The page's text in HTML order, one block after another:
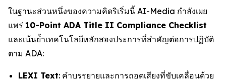
ในฐานะส่วนหนึ่งของความคิดริเริ่มนี้ AI-Media กำลังเผย
แพร่ 10-Point ADA Title II Compliance Checklist
และเน้นย้ำเทคโนโลยีหลักสองประการที่สำคัญต่อการปฏิบัติ
ตาม ADA:
LEXI Text: คำบรรยายและการถอดเสียงที่ขับเคลื่อนด้วย